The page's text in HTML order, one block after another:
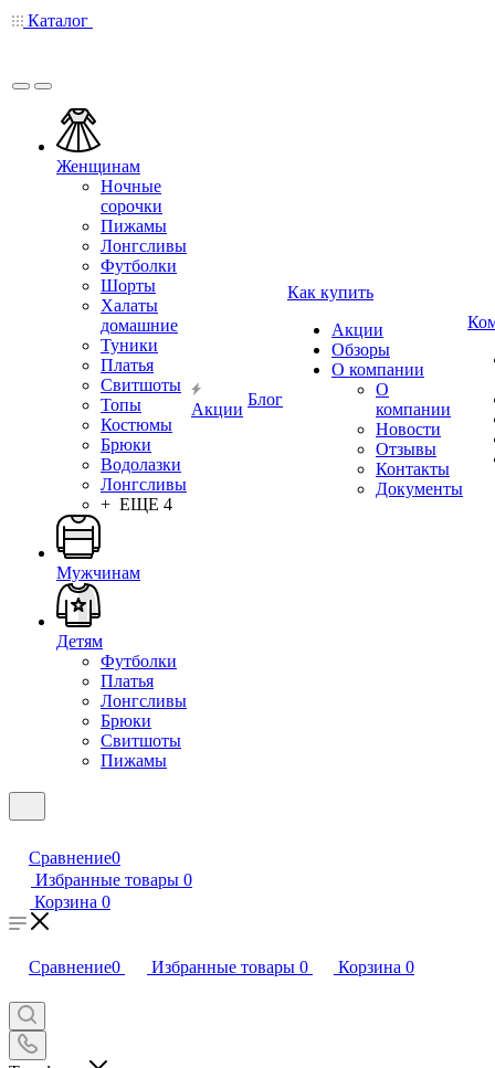
Каталог
Женщинам
Ночные
сорочки
Пижамы
Лонгсливы
Футболки
Шорты
Халаты
домашние
Туники
Платья
Свитшоты
Топы
Костюмы
Брюки
Водолазки
Лонгсливы
+ ЕЩЕ 4
Мужчинам
Детям
Футболки
Платья
Лонгсливы
Брюки
Свитшоты
Пижамы
Акции
Блог
Как купить
Акции
Обзоры
О компании
О
компании
Новости
Отзывы
Контакты
Документы
Сравнение0
Избранные товары 0
Корзина 0
Сравнение0 Избранные товары 0 Корзина 0